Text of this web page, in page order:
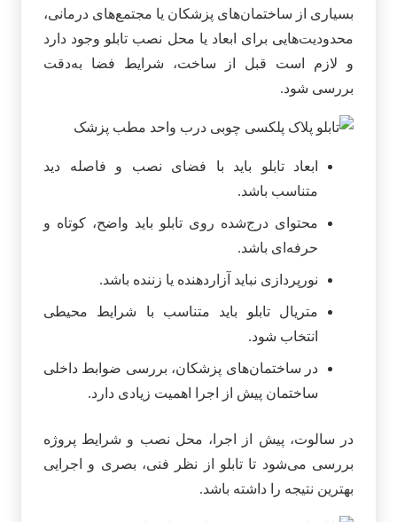
بسیاری از ساختمان‌های پزشکان یا مجتمع‌های درمانی،
محدودیت‌هایی برای ابعاد یا محل نصب تابلو وجود دارد
و لازم است قبل از ساخت، شرایط فضا به‌دقت
بررسی شود.
ابعاد تابلو باید با فضای نصب و فاصله دید
متناسب باشد.
محتوای درج‌شده روی تابلو باید واضح، کوتاه و
حرفه‌ای باشد.
نورپردازی نباید آزاردهنده یا زننده باشد.
متریال تابلو باید متناسب با شرایط محیطی
انتخاب شود.
در ساختمان‌های پزشکان، بررسی ضوابط داخلی
ساختمان پیش از اجرا اهمیت زیادی دارد.
در سالوت، پیش از اجرا، محل نصب و شرایط پروژه
بررسی می‌شود تا تابلو از نظر فنی، بصری و اجرایی
بهترین نتیجه را داشته باشد.